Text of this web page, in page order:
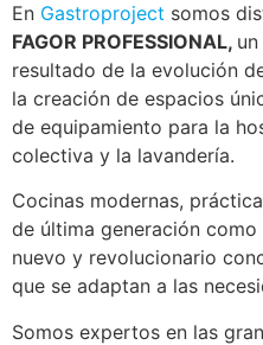
En Gastroproject somos
FAGOR PROFESSIONAL,
resultado de la evolución
la creación de espacios
de equipamiento para la
colectiva y la lavandería.
Cocinas modernas,
de última generación como
nuevo y revolucionario
que se adaptan a las
Somos expertos en las